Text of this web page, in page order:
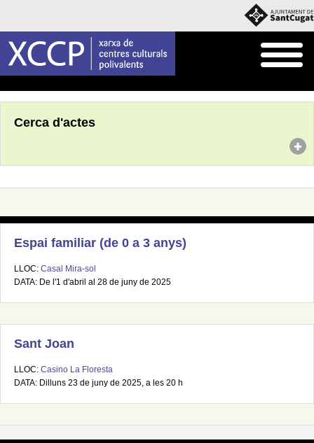
Cerca d'actes
Espai familiar (de 0 a 3 anys)
LLOC: Casal Mira-sol
DATA: De l'1 d'abril al 28 de juny de 2025
Sant Joan
LLOC: Casino La Floresta
DATA: Dilluns 23 de juny de 2025, a les 20 h